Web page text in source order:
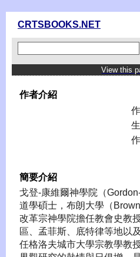
CRTSBOOKS.NET
View this
作者介紹
簡要介紹
戈登-康維爾神學院（
道學碩士，布朗大學（
改革宗神學院擔任教會史教
區、孟菲斯、底特律等地以
任格洛夫城市大學宗教學教